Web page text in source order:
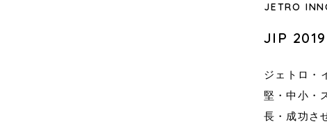
JETRO
JIP
ジェトロ・
堅・中小・
長・成功さ